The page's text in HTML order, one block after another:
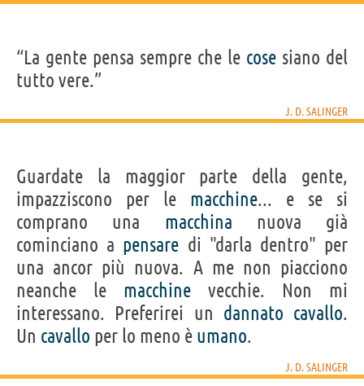
“La gente pensa sempre che le cose siano del
tutto vere.”
J. D. SALINGER
Guardate la maggior parte della gente,
impazziscono per le macchine... e se si
comprano una macchina nuova già
cominciano a pensare di "darla dentro" per
una ancor più nuova. A me non piacciono
neanche le macchine vecchie. Non mi
interessano. Preferirei un dannato cavallo.
Un cavallo per lo meno è umano.
J. D. SALINGER